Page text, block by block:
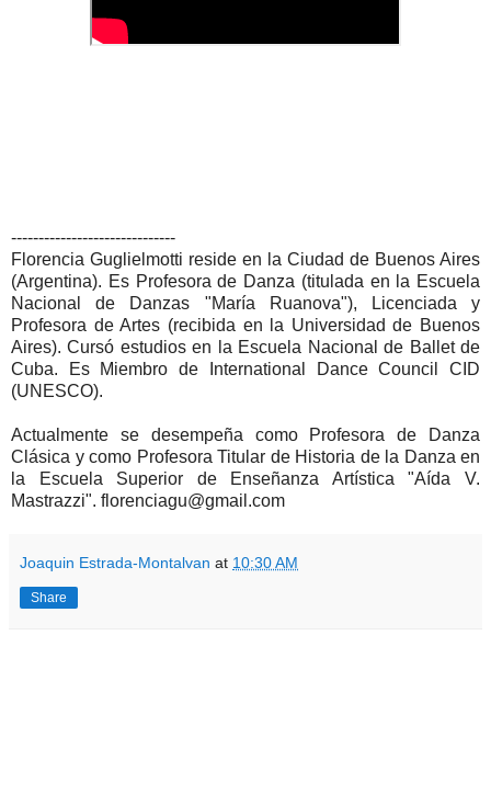
------------------------------
Florencia Guglielmotti reside en la Ciudad de Buenos Aires
(Argentina). Es Profesora de Danza (titulada en la Escuela
Nacional de Danzas "María Ruanova"), Licenciada y
Profesora de Artes (recibida en la Universidad de Buenos
Aires). Cursó estudios en la Escuela Nacional de Ballet de
Cuba. Es Miembro de International Dance Council CID
(UNESCO).
Actualmente se desempeña como Profesora de Danza
Clásica y como Profesora Titular de Historia de la Danza en
la Escuela Superior de Enseñanza Artística "Aída V.
Mastrazzi". florenciagu@gmail.com
Joaquin Estrada-Montalvan at 10:30 AM
Share